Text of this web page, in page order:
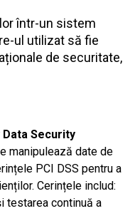
într-un sistem
ul utilizat să fie
de securitate,
Data Security
manipulează date de
PCI DSS pentru a
Cerințele includ:
testarea continuă a